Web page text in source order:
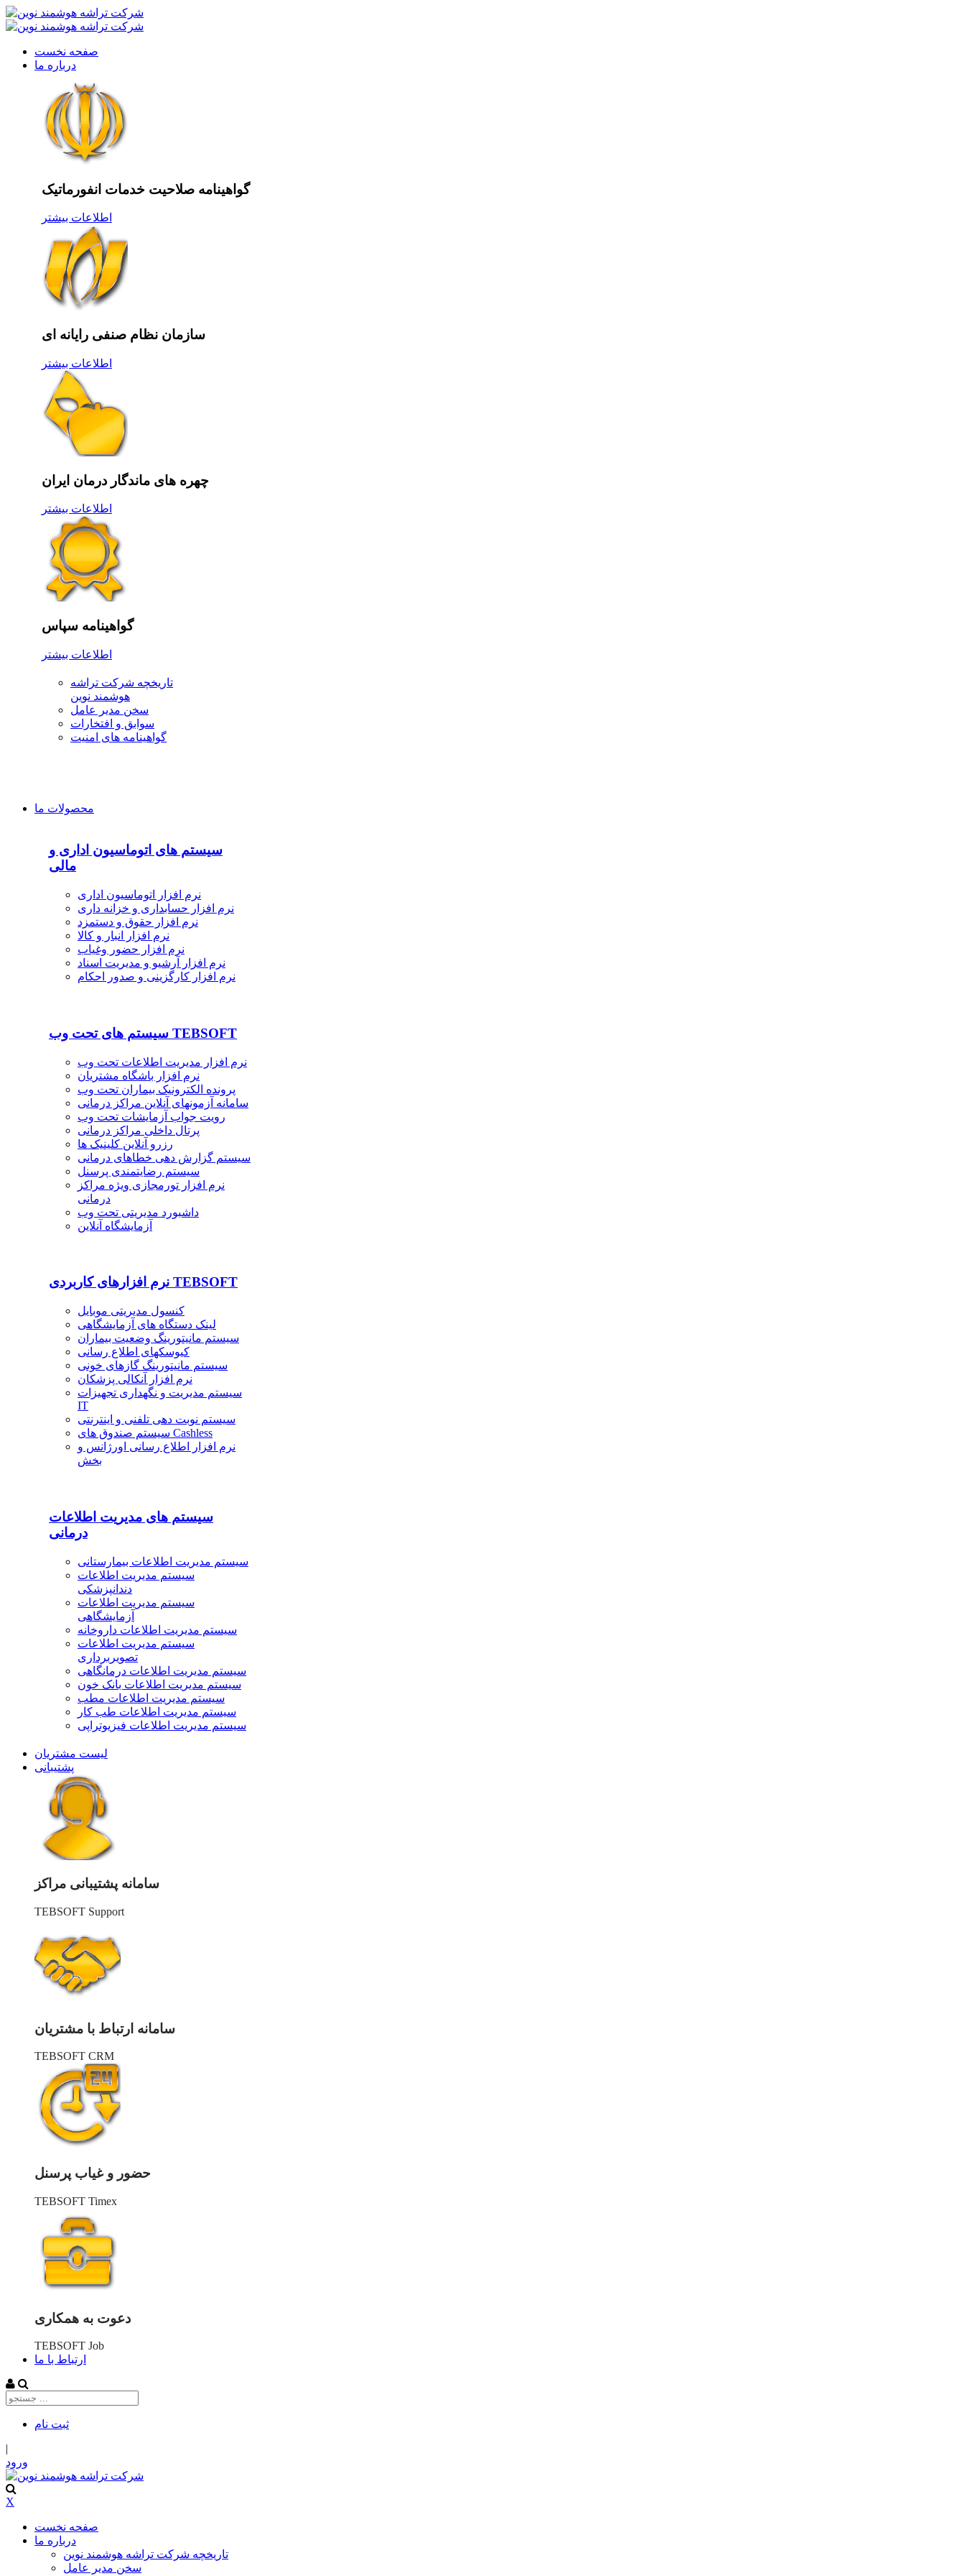
صفحه نخست
درباره ما
گواهینامه صلاحیت خدمات انفورماتیک
اطلاعات بیشتر
سازمان نظام صنفی رایانه ای
اطلاعات بیشتر
چهره های ماندگار درمان ایران
اطلاعات بیشتر
گواهینامه سپاس
اطلاعات بیشتر
تاریخچه شرکت تراشه
هوشمند نوین
سخن مدیر عامل
سوابق و افتخارات
گواهینامه های امنیت
محصولات ما
سیستم های اتوماسیون اداری و
مالی
نرم افزار اتوماسیون اداری
نرم افزار حسابداری و خزانه داری
نرم افزار حقوق و دستمزد
نرم افزار انبار و کالا
نرم افزار حضور وغیاب
نرم افزار آرشیو و مدیریت اسناد
نرم افزار کارگزینی و صدور احکام
سیستم های تحت وب TEBSOFT
نرم افزار مدیریت اطلاعات تحت وب
نرم افزار باشگاه مشتریان
پرونده الکترونیک بیماران تحت وب
سامانه آزمونهای آنلاین مراکز درمانی
رویت جواب آزمایشات تحت وب
پرتال داخلی مراکز درمانی
رزرو آنلاین کلینیک ها
سیستم گزارش دهی خطاهای درمانی
سیستم رضایتمندی پرسنل
نرم افزار تورمجازی ویژه مراکز
درمانی
داشبورد مدیریتی تحت وب
آزمایشگاه آنلاین
نرم افزارهای کاربردی TEBSOFT
کنسول مدیریتی موبایل
لینک دستگاه های آزمایشگاهی
سیستم مانیتورینگ وضعیت بیماران
کیوسکهای اطلاع رسانی
سیستم مانیتورینگ گازهای خونی
نرم افزار آنکالی پزشکان
سیستم مدیریت و نگهداری تجهیزات
IT
سیستم نوبت دهی تلفنی و اینترنتی
سیستم صندوق های Cashless
نرم افزار اطلاع رسانی اورژانس و
بخش
سیستم های مدیریت اطلاعات
درمانی
سیستم مدیریت اطلاعات بیمارستانی
سیستم مدیریت اطلاعات
دندانپزشکی
سیستم مدیریت اطلاعات
آزمایشگاهی
سیستم مدیریت اطلاعات داروخانه
سیستم مدیریت اطلاعات
تصویربرداری
سیستم مدیریت اطلاعات درمانگاهی
سیستم مدیریت اطلاعات بانک خون
سیستم مدیریت اطلاعات مطب
سیستم مدیریت اطلاعات طب کار
سیستم مدیریت اطلاعات فیزیوتراپی
لیست مشتریان
پشتیبانی
سامانه پشتیبانی مراکز
TEBSOFT Support
سامانه ارتباط با مشتریان
TEBSOFT CRM
حضور و غیاب پرسنل
TEBSOFT Timex
دعوت به همکاری
TEBSOFT Job
ارتباط با ما
ثبت‌ نام
|
ورود
X
صفحه نخست
درباره ما
تاریخچه شرکت تراشه هوشمند نوین
سخن مدیر عامل